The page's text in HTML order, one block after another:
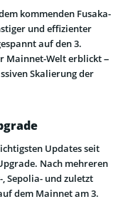
kommenden Fusaka-
und effizienter
auf den 3.
Mainnet-Welt erblickt –
Skalierung der
Updates seit
Nach mehreren
Sepolia- und zuletzt
dem Mainnet am 3.